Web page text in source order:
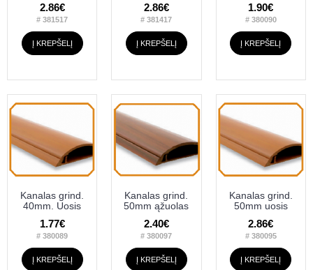
2.86€
# 381517
Į KREPŠELĮ
2.86€
# 381417
Į KREPŠELĮ
1.90€
# 380090
Į KREPŠELĮ
Kanalas grind.
40mm. Uosis
1.77€
# 380089
Į KREPŠELĮ
Kanalas grind.
50mm ąžuolas
2.40€
# 380097
Į KREPŠELĮ
Kanalas grind.
50mm uosis
2.86€
# 380095
Į KREPŠELĮ